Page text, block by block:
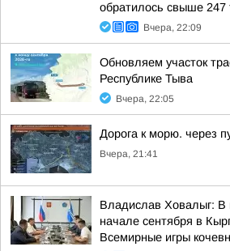
обратилось свыше 247
Вчера, 22:09
Обновляем участок
Республике Тыва
Вчера, 22:05
Дорога к морю. через
Вчера, 21:41
Владислав Ховалыг: В
начале сентября в
Всемирные игры